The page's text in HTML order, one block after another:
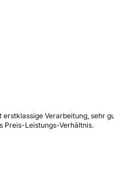
Verarbeitung,
Preis-Leistungs-Verhältnis.